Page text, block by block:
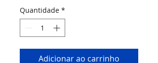
Quantidade *
Adicionar ao carrinho